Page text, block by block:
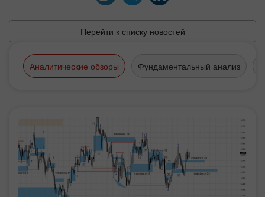
Перейти к списку новостей
Аналитические обзоры Фундаментальный анализ